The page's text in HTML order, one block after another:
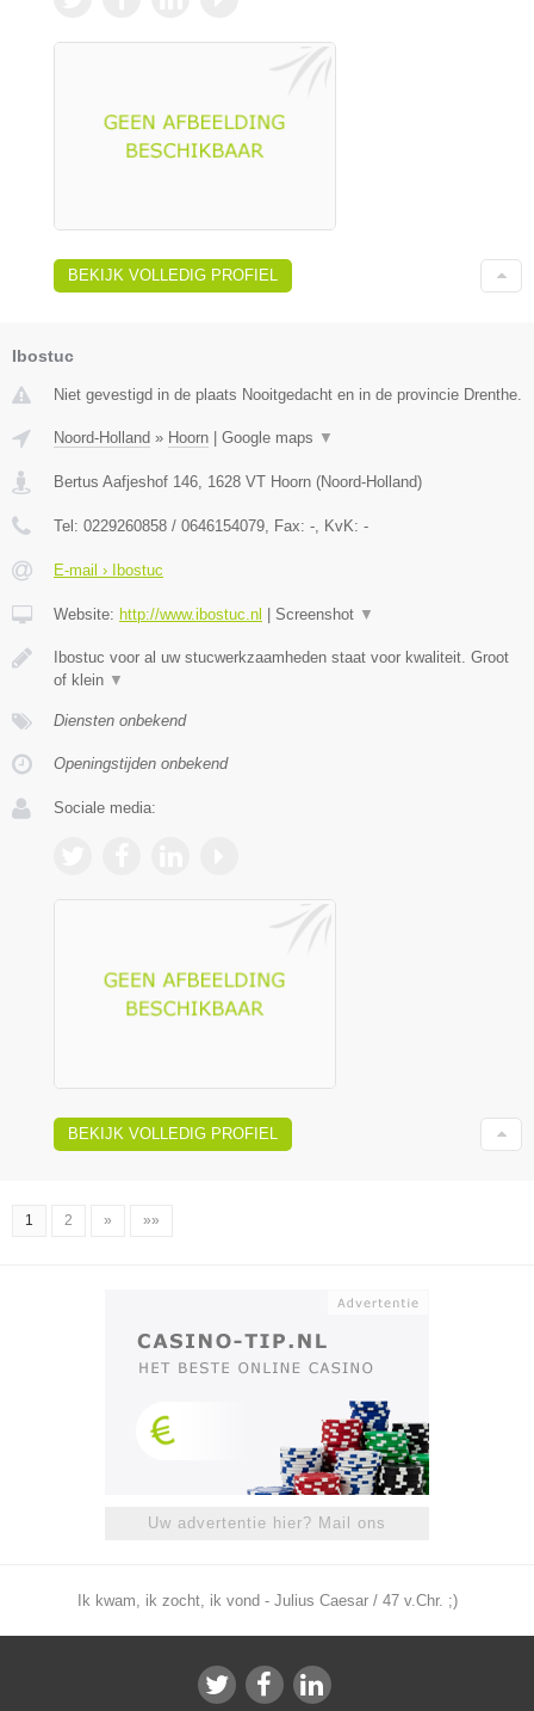
BEKIJK VOLLEDIG PROFIEL
Ibostuc
Niet gevestigd in de plaats Nooitgedacht en in de provincie Drenthe.
Noord-Holland » Hoorn Google maps ▼
Bertus Aafjeshof 146, 1628 VT Hoorn (Noord-Holland)
Tel: 0229260858 / 0646154079, Fax: -, KvK: -
E-mail › Ibostuc
Website: http://www.ibostuc.nl Screenshot ▼
Ibostuc voor al uw stucwerkzaamheden staat voor kwaliteit. Groot
of klein ▼
Diensten onbekend
Openingstijden onbekend
Sociale media:
BEKIJK VOLLEDIG PROFIEL
1 2 » »»
Uw advertentie hier? Mail ons
Ik kwam, ik zocht, ik vond - Julius Caesar / 47 v.Chr. ;)